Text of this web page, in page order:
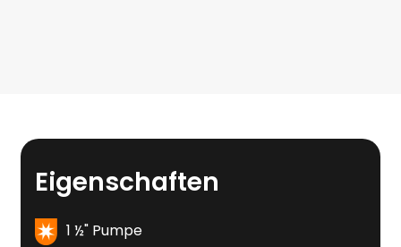
Eigenschaften
1 ½" Pumpe